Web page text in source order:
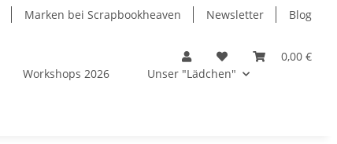
Marken bei Scrapbookheaven Newsletter Blog
0,00 €
Workshops 2026 Unser "Lädchen"